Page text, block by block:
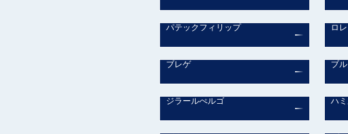
パテックフィリップ ロ
ブレゲ ブ
ジラールぺルゴ ハ